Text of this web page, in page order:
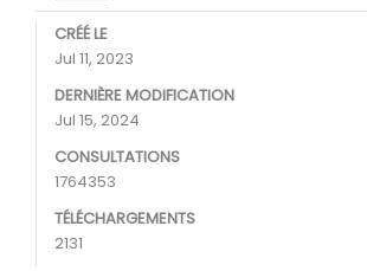
CRÉÉ LE
Jul 11, 2023
DERNIÈRE MODIFICATION
Jul 15, 2024
CONSULTATIONS
1764353
TÉLÉCHARGEMENTS
2131